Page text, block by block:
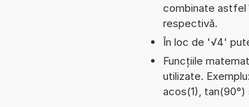
combinate astfel
respectivă.
În loc de '√4'
Funcțiile
utilizate.
acos(1), tan(90°)